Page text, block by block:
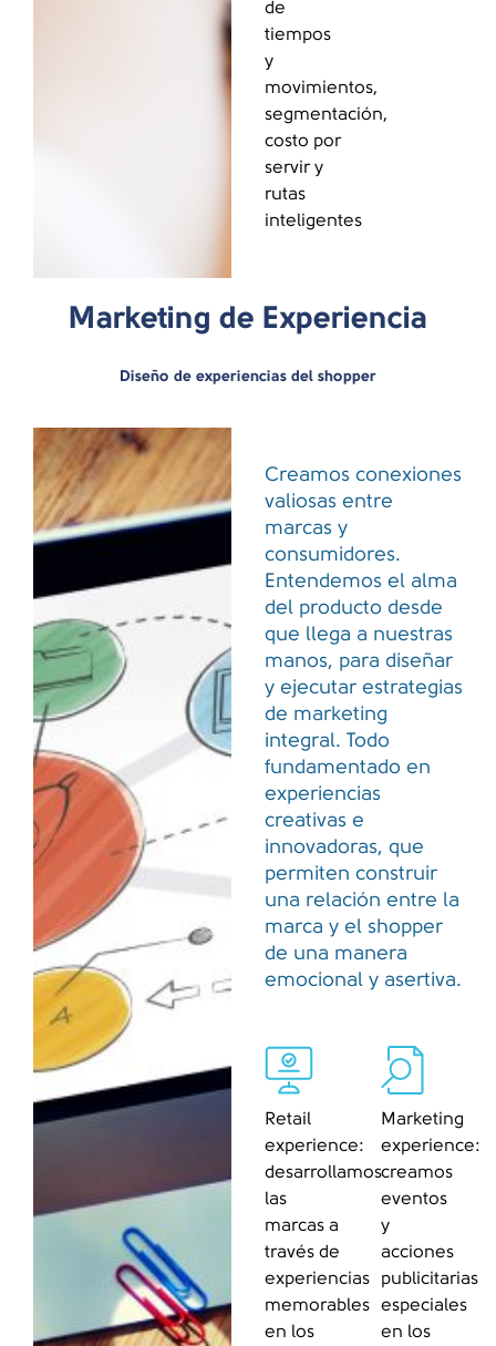
de
tiempos
y
movimientos,
segmentación,
costo por
servir y
rutas
inteligentes
Marketing de Experiencia
Diseño de experiencias del shopper
Creamos conexiones
valiosas entre
marcas y
consumidores.
Entendemos el alma
del producto desde
que llega a nuestras
manos, para diseñar
y ejecutar estrategias
de marketing
integral. Todo
fundamentado en
experiencias
creativas e
innovadoras, que
permiten construir
una relación entre la
marca y el shopper
de una manera
emocional y asertiva.
Retail
experience:
desarrollamos
las
marcas a
través de
experiencias
memorables
en los
Marketing
experience:
creamos
eventos
y
acciones
publicitarias
especiales
en los